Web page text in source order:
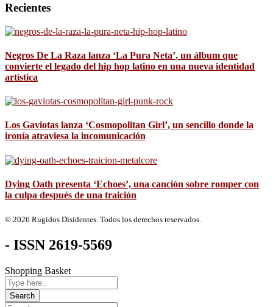
Recientes
Negros De La Raza lanza ‘La Pura Neta’, un álbum que
convierte el legado del hip hop latino en una nueva identidad
artística
Los Gaviotas lanza ‘Cosmopolitan Girl’, un sencillo donde la
ironía atraviesa la incomunicación
Dying Oath presenta ‘Echoes’, una canción sobre romper con
la culpa después de una traición
© 2026 Rugidos Disidentes. Todos los derechos reservados.
- ISSN 2619-5569
Shopping Basket